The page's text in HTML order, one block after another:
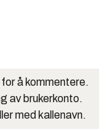
å kommentere.
av brukerkonto.
med kallenavn.